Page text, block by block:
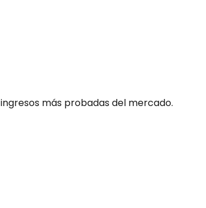
más probadas del mercado.